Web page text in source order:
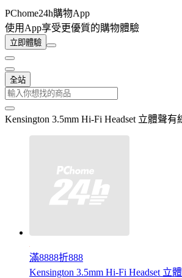
PChome24h購物App
使用App享受更優質的購物體驗
立即體驗
全站
Kensington 3.5mm Hi-Fi Headset 立體聲
滿8888折888
Kensington 3.5mm Hi-Fi Headset 立